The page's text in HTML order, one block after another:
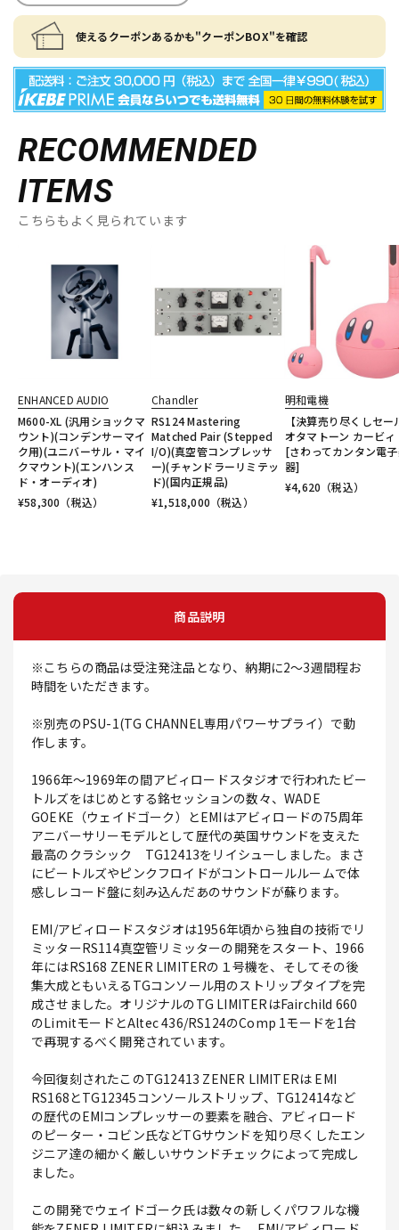
使えるクーポンあるかも"クーポンBOX"を確認
RECOMMENDED
ITEMS
こちらもよく見られています
ENHANCED AUDIO
M600-XL (汎用ショックマ
ウント)(コンデンサーマイ
ク用)(ユニバーサル・マイ
クマウント)(エンハンス
ド・オーディオ)
¥58,300 （税込）
Chandler
RS124 Mastering
Matched Pair (Stepped
I/O)(真空管コンプレッサ
ー)(チャンドラーリミテッ
ド)(国内正規品)
¥1,518,000 （税込）
明和電機
【決算売り尽くしセー
オタマトーン カービィ
[さわってカンタン電
器]
¥4,620 （税込）
商品説明
※こちらの商品は受注発注品となり、納期に2～3週間程お
時間をいただきます。
※別売のPSU-1(TG CHANNEL専用パワーサプライ）で動
作します。
1966年～1969年の間アビィロードスタジオで行われたビー
トルズをはじめとする銘セッションの数々、WADE
GOEKE（ウェイドゴーク）とEMIはアビィロードの75周年
アニバーサリーモデルとして歴代の英国サウンドを支えた
最高のクラシック TG12413をリイシューしました。まさ
にビートルズやピンクフロイドがコントロールルームで体
感しレコード盤に刻み込んだあのサウンドが蘇ります。
EMI/アビィロードスタジオは1956年頃から独自の技術でリ
ミッターRS114真空管リミッターの開発をスタート、1966
年にはRS168 ZENER LIMITERの１号機を、そしてその後
集大成ともいえるTGコンソール用のストリップタイプを完
成させました。オリジナルのTG LIMITERはFairchild 660
のLimitモードとAltec 436/RS124のComp 1モードを1台
で再現するべく開発されています。
今回復刻されたこのTG12413 ZENER LIMITERは EMI
RS168とTG12345コンソールストリップ、TG12414など
の歴代のEMIコンプレッサーの要素を融合、アビィロード
のピーター・コビン氏などTGサウンドを知り尽くしたエン
ジニア達の細かく厳しいサウンドチェックによって完成し
ました。
この開発でウェイドゴーク氏は数々の新しくパワフルな機